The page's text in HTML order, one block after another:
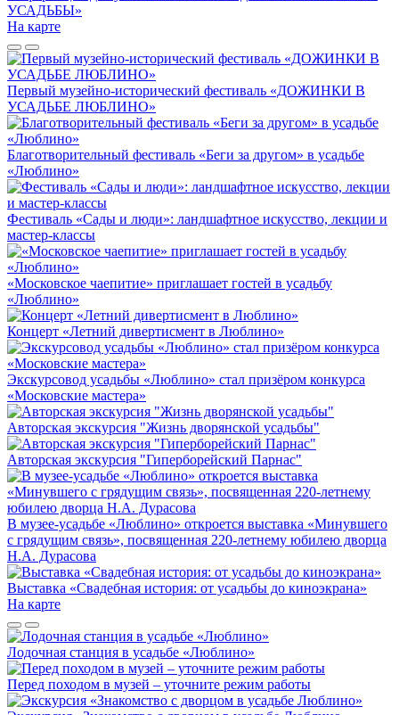
УСАДЬБЫ»
На карте
Первый музейно-исторический фестиваль «ДОЖИНКИ В
УСАДЬБЕ ЛЮБЛИНО»
Благотворительный фестиваль «Беги за другом» в усадьбе
«Люблино»
Фестиваль «Сады и люди»: ландшафтное искусство, лекции и
мастер-классы
«Московское чаепитие» приглашает гостей в усадьбу
«Люблино»
Концерт «Летний дивертисмент в Люблино»
Экскурсовод усадьбы «Люблино» стал призёром конкурса
«Московские мастера»
Авторская экскурсия "Жизнь дворянской усадьбы"
Авторская экскурсия "Гиперборейский Парнас"
В музее-усадьбе «Люблино» откроется выставка «Минувшего
с грядущим связь», посвященная 220-летнему юбилею дворца
Н.А. Дурасова
Выставка «Свадебная история: от усадьбы до киноэкрана»
На карте
Лодочная станция в усадьбе «Люблино»
Перед походом в музей – уточните режим работы